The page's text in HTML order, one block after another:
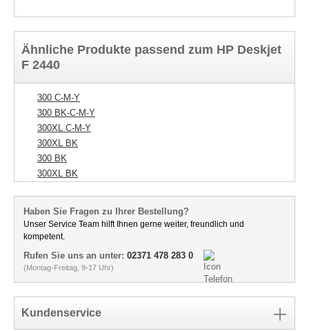
Ähnliche Produkte passend zum HP Deskjet
F 2440
300 C-M-Y
300 BK-C-M-Y
300XL C-M-Y
300XL BK
300 BK
300XL BK
Haben Sie Fragen zu Ihrer Bestellung?
Unser Service Team hilft Ihnen gerne weiter, freundlich und
kompetent.
Rufen Sie uns an unter: 02371 478 283 0
(Montag-Freitag, 9-17 Uhr)
Kundenservice